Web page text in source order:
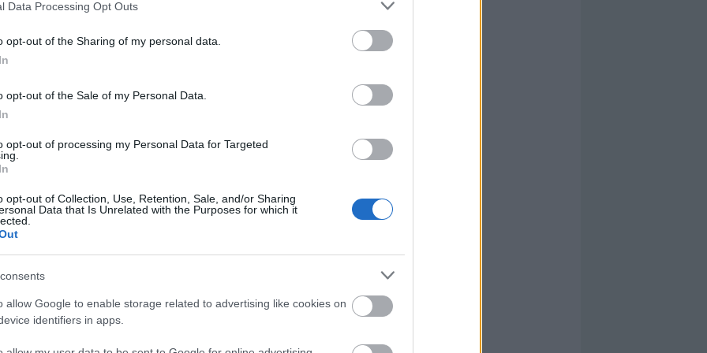
Data Processing Opt Outs
opt-out of the Sharing of my personal data.
opt-out of the Sale of my Personal Data.
opt-out of processing my Personal Data for Targeted
opt-out of Collection, Use, Retention, Sale, and/or Sharing
Data that Is Unrelated with the Purposes for which it
allow Google to enable storage related to advertising like cookies on
identifiers in apps.
500.000, 34 puntos)
el partido que medirá a su equipo contra el
lo es, seguramente tenga minutos en el
low cost para tu centro del campo. Bajo la batuta
en Comunio (136 puntos en 2018/19).
510.000, 22 puntos)
las molestias de Mfulu pueden provocar que
ante el Valladolid. Hasta la fecha ha jugado 6
de 3,67 puntos Comunio por partido. Una posible
del campo.
940.000, 47 puntos)
cuarta opción de Paco López en el mediocentro
de Liga en los que ha sumado 13 puntos.